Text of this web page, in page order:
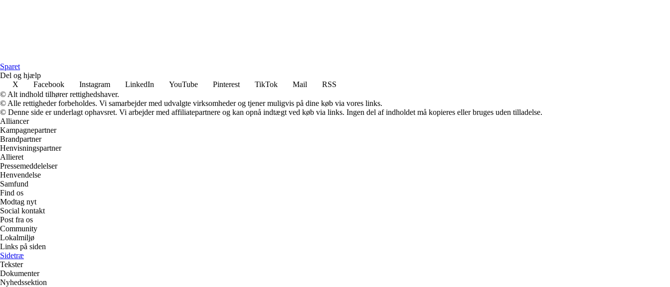
Sparet
Del og hjælp
X
Facebook Instagram LinkedIn YouTube Pinterest TikTok Mail
RSS
© Alt indhold tilhører rettighedshaver.
© Alle rettigheder forbeholdes. Vi samarbejder med udvalgte virksomheder og tjener muligvis på dine køb via vores links.
© Denne side er underlagt ophavsret. Vi arbejder med affiliatepartnere og kan opnå indtægt ved køb via links. Ingen del af indholdet må kopieres eller bruges uden tilladelse.
Alliancer
Kampagnepartner
Brandpartner
Henvisningspartner
Allieret
Pressemeddelelser
Henvendelse
Samfund
Find os
Modtag nyt
Social kontakt
Post fra os
Community
Lokalmiljø
Links på siden
Sidetræ
Tekster
Dokumenter
Nyhedssektion